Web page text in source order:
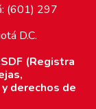
(601) 297
D.C.
(Registra
derechos de